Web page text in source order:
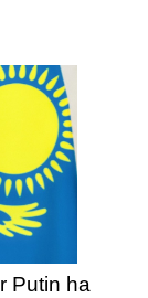
Putin ha